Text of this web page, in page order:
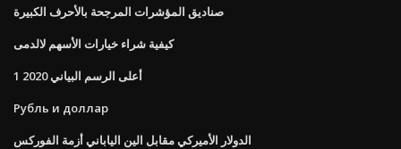
صناديق المؤشرات المرجحة بالأحرف الكبيرة
كيفية شراء خيارات الأسهم لالدمى
1 أعلى الرسم البياني 2020
Рубль и доллар
الدولار الأميركي مقابل الين الياباني أزمة الفوركس